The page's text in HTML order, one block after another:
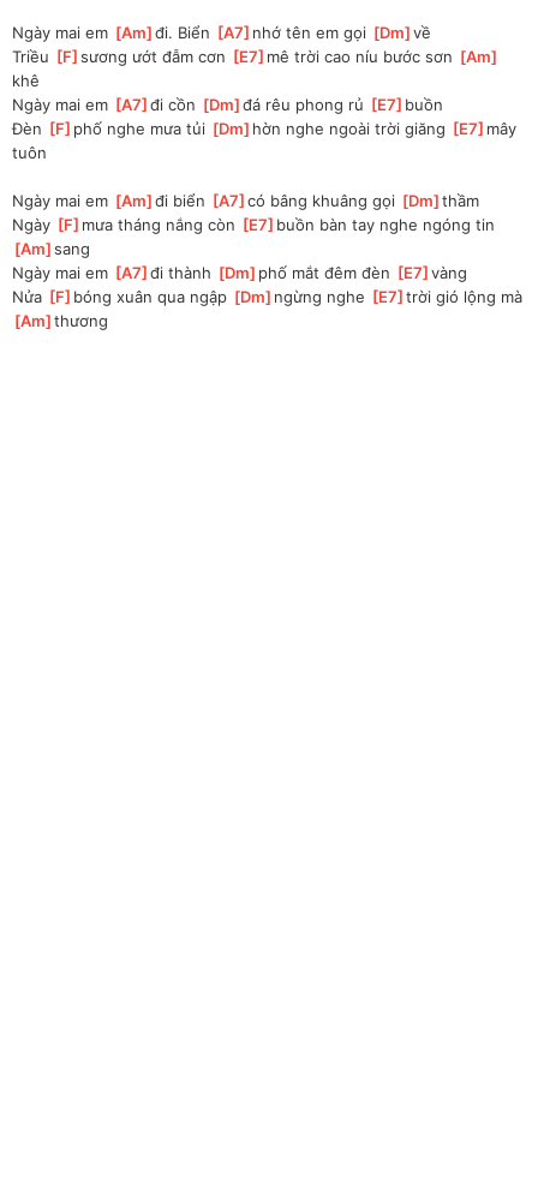
Ngày mai em [Am ]
đi. Biển [A7 ]nhớ tên em gọi [Dm ]
về
Triều [F ]
sương ướt đẫm cơn [E7 ]mê trời cao níu bước sơn [Am
khê
Ngày mai em [A7 ]
đi cồn [Dm ]
đá rêu phong rủ [E7 ]buồn
Đèn [F ]phố nghe mưa tủi [Dm ]hờn nghe ngoài trời giăng [E7 ]mây
tuôn
Ngày mai em [Am ]
đi biển [A7 ]
có bâng khuâng gọi [Dm ]thầm
Ngày [F ]mưa tháng nắng còn [E7 ]buồn bàn tay nghe ngóng tin
Am ]
sang
Ngày mai em [A7 ]
đi thành [Dm ]phố mắt đêm đèn [E7 ]
vàng
Nửa [F ]bóng xuân qua ngập [Dm ]ngừng nghe [E7 ]
[Am ]thương